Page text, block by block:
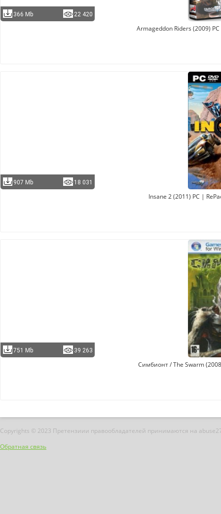
366 Mb 22 420
Armageddon Riders (2009)
907 Mb 18 031
Insane 2 (2011) PC |
751 Mb 39 263
Симбионт / The Swarm
Copyrights © 2023 Претензиии правообладателей принимаются на
Обратная связь